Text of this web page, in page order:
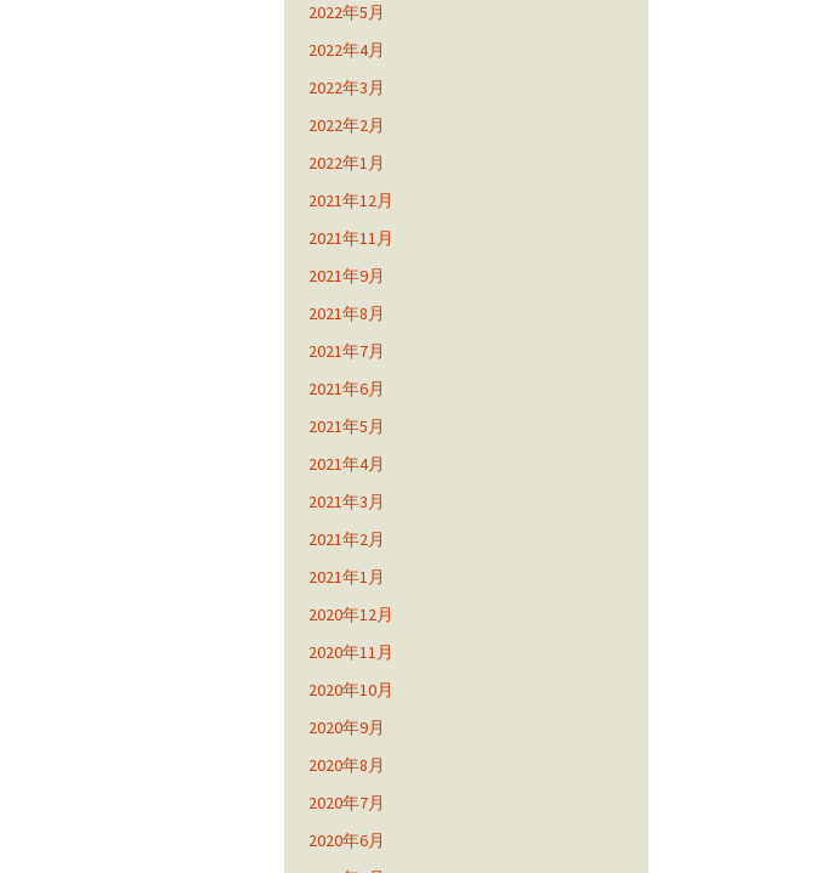
2022年5月
2022年4月
2022年3月
2022年2月
2022年1月
2021年12月
2021年11月
2021年9月
2021年8月
2021年7月
2021年6月
2021年5月
2021年4月
2021年3月
2021年2月
2021年1月
2020年12月
2020年11月
2020年10月
2020年9月
2020年8月
2020年7月
2020年6月